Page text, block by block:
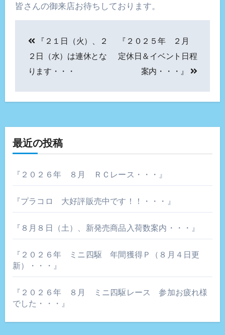
皆さんの御来店お待ちしております。
稿
ナ
ビ
シ
ョ
ン
『２１日（火）、２
２日（水）は連休とな
ります・・・
『２０２５年 ２月
定休日＆イベント日程
案内・・・』
最近の投稿
『２０２６年 ８月 ＲＣレース・・・』
『プラコロ 大好評販売中です！！・・・』
『８月８日（土）、新発売商品入荷数案内・・・』
『２０２６年 ミニ四駆 年間獲得Ｐ（８月４日更
新）・・・』
『２０２６年 ８月 ミニ四駆レース 参加お疲れ様
でした・・・』